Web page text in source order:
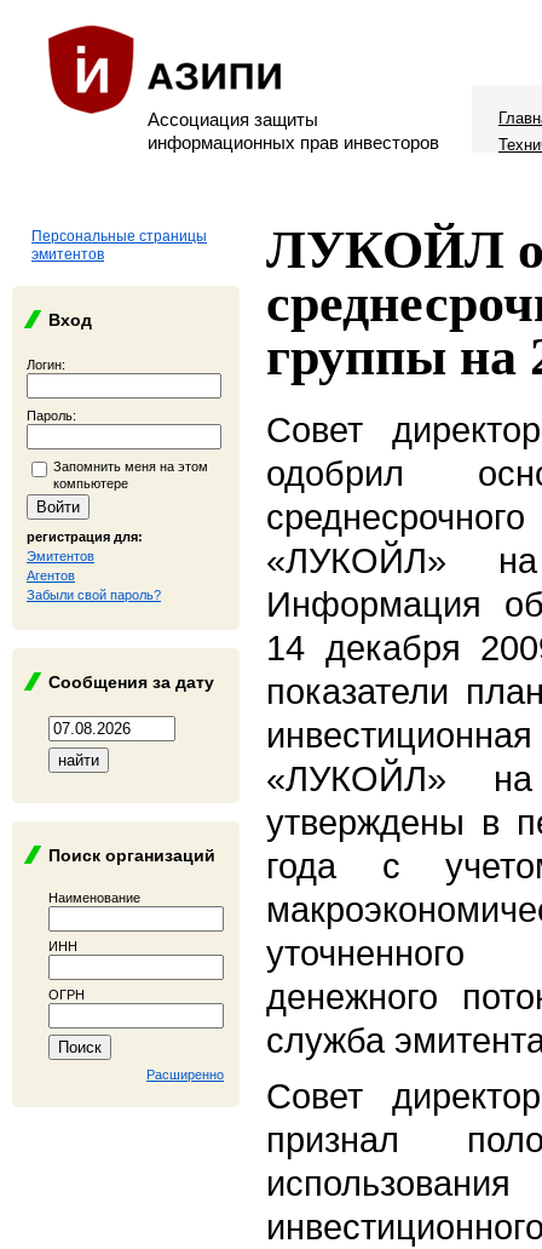
Ассоциация защиты
информационных прав инвесторов
Персональные страницы
эмитентов
Вход
Логин:
Пароль:
Запомнить меня на этом
компьютере
регистрация для:
Эмитентов
Агентов
Забыли свой пароль?
Сообщения за дату
Поиск организаций
Наименование
ИНН
ОГРН
Расширенно
ЛУКОЙЛ
группы на
Совет
одобрил
«ЛУКОЙЛ»
Информация
14 декабря
показатели
«ЛУКОЙЛ»
утверждены в
года с
уточненного
денежного
служба
Совет
признал